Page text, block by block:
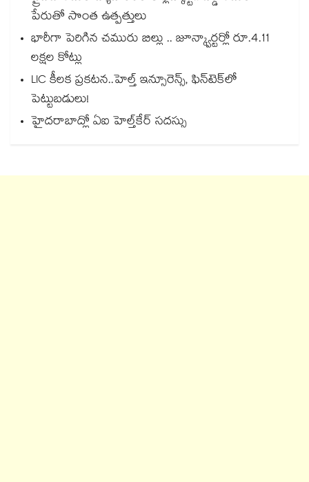
పేరుతో సొంత ఉత్పత్తులు
భారీగా పెరిగిన చమురు బిల్లు .. జూన్క్వార్టర్లో రూ.4.11
లక్షల కోట్లు
LIC కీలక ప్రకటన..హెల్త్ ఇన్సూరెన్స్, ఫిన్‌టెక్‌లో
పెట్టుబడులు!
హైదరాబాద్లో ఏఐ హెల్త్‌‌‌‌‌‌‌‌‌‌‌‌‌‌‌‌‌‌‌‌‌‌‌‌‌‌‌‌‌‌‌‌కేర్ సదస్సు